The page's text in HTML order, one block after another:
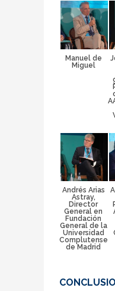
Manuel de
Miguel
Andrés Arias
Astray,
Director
General en
Fundación
General de la
Universidad
Complutense
de Madrid